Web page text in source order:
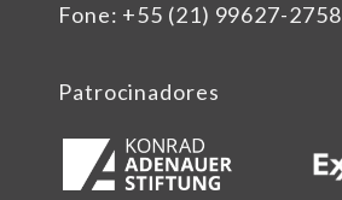
Fone: +55 (21) 99627-2758
Patrocinadores